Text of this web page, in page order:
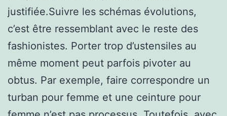
justifiée.Suivre les schémas évolutions,
c’est être ressemblant avec le reste des
fashionistes. Porter trop d’ustensiles au
même moment peut parfois pivoter au
obtus. Par exemple, faire correspondre un
turban pour femme et une ceinture pour